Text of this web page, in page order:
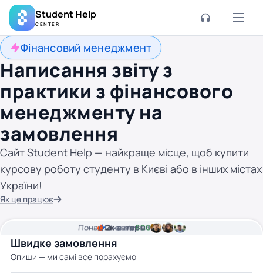
Student Help
CENTER
Фінансовий менеджмент
Написання звіту з
практики з фінансового
менеджменту на
замовлення
Сайт Student Help — найкраще місце, щоб купити
курсову роботу студенту в Києві або в інших містах
України!
Як це працює
Швидке замовлення
Опиши — ми самі все порахуємо
2хвилини часу
Ціна від800 грн
Понад2кавторів